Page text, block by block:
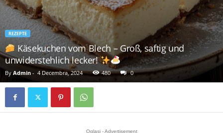
REZEPTE
Käsekuchen vom Blech – Groß, saftig und
unwiderstehlich lecker!
By Admin - 4 Decembra, 2024 480 0
Oglasi - Advertisement